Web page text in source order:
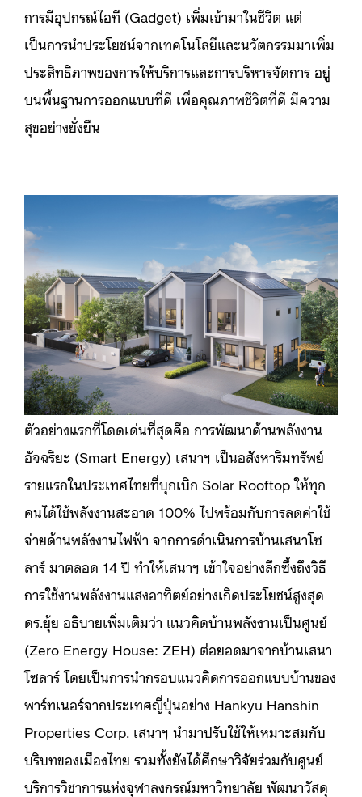
การมีอุปกรณ์ไอที (Gadget) เพิ่มเข้ามาในชีวิต แต่
เป็นการนำประโยชน์จากเทคโนโลยีและนวัตกรรมมาเพิ่ม
ประสิทธิภาพของการให้บริการและการบริหารจัดการ อยู่
บนพื้นฐานการออกแบบที่ดี เพื่อคุณภาพชีวิตที่ดี มีความ
สุขอย่างยั่งยืน
ตัวอย่างแรกที่โดดเด่นที่สุดคือ การพัฒนาด้านพลังงาน
อัจฉริยะ (Smart Energy) เสนาฯ เป็นอสังหาริมทรัพย์
รายแรกในประเทศไทยที่บุกเบิก Solar Rooftop ให้ทุก
คนได้ใช้พลังงานสะอาด 100% ไปพร้อมกับการลดค่าใช้
จ่ายด้านพลังงานไฟฟ้า จากการดำเนินการบ้านเสนาโซ
ลาร์ มาตลอด 14 ปี ทำให้เสนาฯ เข้าใจอย่างลึกซึ้งถึงวิธี
การใช้งานพลังงานแสงอาทิตย์อย่างเกิดประโยชน์สูงสุด
ดร.ยุ้ย อธิบายเพิ่มเติมว่า แนวคิดบ้านพลังงานเป็นศูนย์
(Zero Energy House: ZEH) ต่อยอดมาจากบ้านเสนา
โซลาร์ โดยเป็นการนำกรอบแนวคิดการออกแบบบ้านของ
พาร์ทเนอร์จากประเทศญี่ปุ่นอย่าง Hankyu Hanshin
Properties Corp. เสนาฯ นำมาปรับใช้ให้เหมาะสมกับ
บริบทของเมืองไทย รวมทั้งยังได้ศึกษาวิจัยร่วมกับศูนย์
บริการวิชาการแห่งจุฬาลงกรณ์มหาวิทยาลัย พัฒนาวัสดุ